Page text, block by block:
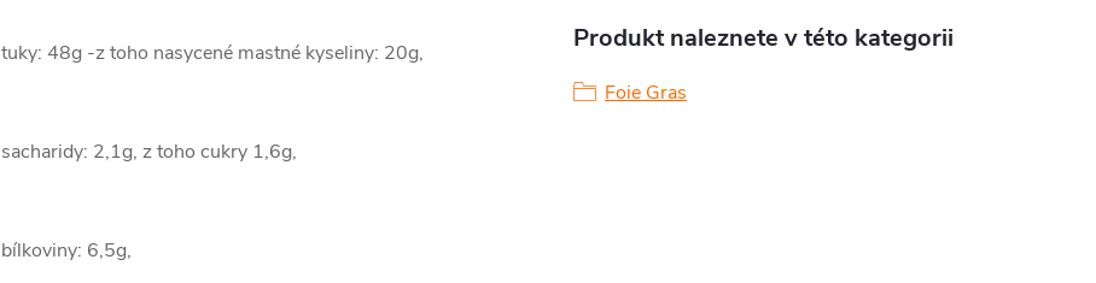
tuky: 48g -z toho nasycené mastné kyseliny: 20g,
sacharidy: 2,1g, z toho cukry 1,6g,
bílkoviny: 6,5g,
Produkt naleznete v této kategorii
Foie Gras